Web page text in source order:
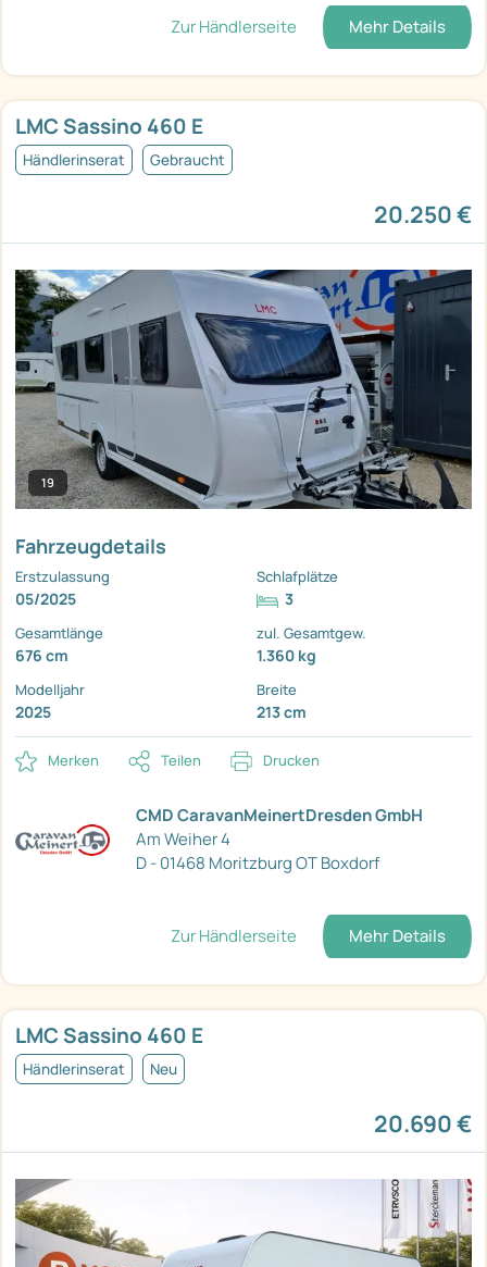
Zur Händlerseite Mehr Details
LMC Sassino 460 E
Händlerinserat Gebraucht
20.250 €
19
Fahrzeugdetails
Erstzulassung
05/2025
Schlafplätze
3
Gesamtlänge
676 cm
zul. Gesamtgew.
1.360 kg
Modelljahr
2025
Breite
213 cm
Merken Teilen Drucken
CMD CaravanMeinertDresden GmbH
Am Weiher 4
D - 01468 Moritzburg OT Boxdorf
Zur Händlerseite Mehr Details
LMC Sassino 460 E
Händlerinserat Neu
20.690 €